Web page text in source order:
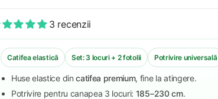
3 recenzii
Catifea elastică Set: 3 locuri + 2 fotolii Potrivire universală
Huse elastice dincatifea premium, fine la atingere.
Potrivire pentru canapea 3 locuri: 185–230 cm.